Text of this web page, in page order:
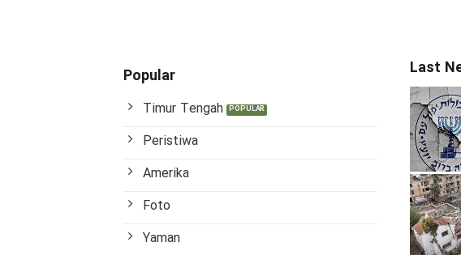
Popular
Timur Tengah
Peristiwa
Amerika
Foto
Yaman
Last